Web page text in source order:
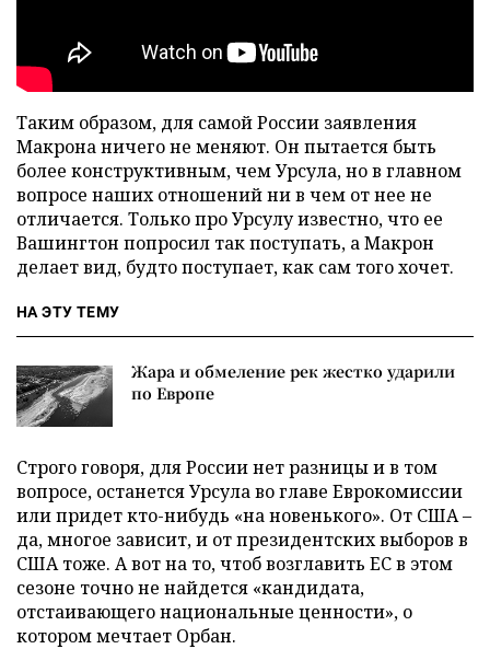
Таким образом, для самой России заявления
Макрона ничего не меняют. Он пытается быть
более конструктивным, чем Урсула, но в главном
вопросе наших отношений ни в чем от нее не
отличается. Только про Урсулу известно, что ее
Вашингтон попросил так поступать, а Макрон
делает вид, будто поступает, как сам того хочет.
НА ЭТУ ТЕМУ
Жара и обмеление рек жестко ударили
по Европе
Строго говоря, для России нет разницы и в том
вопросе, останется Урсула во главе Еврокомиссии
или придет кто-нибудь «на новенького». От США –
да, многое зависит, и от президентских выборов в
США тоже. А вот на то, чтоб возглавить ЕС в этом
сезоне точно не найдется «кандидата,
отстаивающего национальные ценности», о
котором мечтает Орбан.